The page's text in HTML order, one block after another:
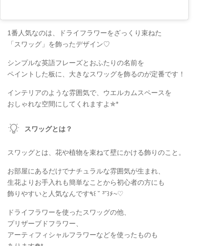
1番人気なのは、ドライフラワーをざっくり束ねた
「スワッグ」を飾ったデザイン♡
シンプルな英語フレーズとおふたりの名前を
ペイントした板に、大きなスワッグを飾るのが定番です！
インテリアのような雰囲気で、ウエルカムスペースを
おしゃれな空間にしてくれますよ✯*
スワッグとは？
スワッグとは、花や植物を束ねて壁にかける飾りのこと。
お部屋にあるだけでナチュラルな雰囲気が生まれ、
生花よりお手入れも簡単なことから初心者の方にも
飾りやすいと人気なんです٩꒰ ˘ ³˘꒱۶~♡
ドライフラワーを使ったスワッグの他、
プリザーブドフラワー、
アーティフィシャルフラワーなどを使ったものも